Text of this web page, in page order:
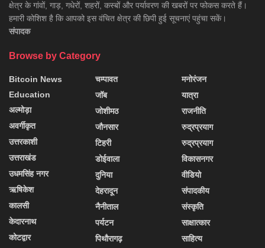
क्षेत्र के गांवों, गाड़, गधेरों, शहरों, कस्बों और पर्यावरण की खबरों पर फोकस करते हैं।
हमारी कोशिश है कि आपको इस वंचित क्षेत्र की छिपी हुई सूचनाएं पहुंचा सकें।
संपादक
Browse by Category
Bitcoin News
Education
अल्मोड़ा
अवर्गीकृत
उत्तरकाशी
उत्तराखंड
उधमसिंह नगर
ऋषिकेश
कालसी
केदारनाथ
कोटद्वार
चम्पावत
जॉब
जोशीमठ
जौनसार
टिहरी
डोईवाला
दुनिया
देहरादून
नैनीताल
पर्यटन
पिथौरागढ़
मनोरंजन
यात्रा
राजनीति
रुद्रप्रयाग
रुद्रप्रयाग
विकासनगर
वीडियो
संपादकीय
संस्कृति
साक्षात्कार
साहित्य